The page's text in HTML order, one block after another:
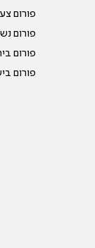
פורום
פורום
פורום
פורום